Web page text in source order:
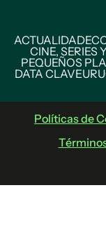
ACTUALIDAD
CINE, SERIES
PEQUEÑOS
DATA CLAVE
Políticas de